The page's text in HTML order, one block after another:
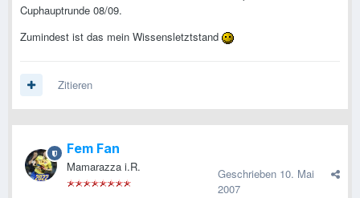
Cuphauptrunde 08/09.
Zumindest ist das mein Wissensletztstand
Zitieren
Fem Fan
Mamarazza i.R. Geschrieben 10. Mai
2007